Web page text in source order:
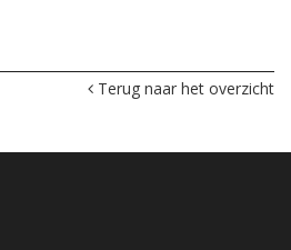
Terug naar het overzicht